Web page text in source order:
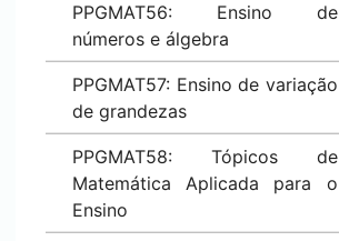
PPGMAT56: Ensino de
números e álgebra
PPGMAT57: Ensino de variação
de grandezas
PPGMAT58: Tópicos de
Matemática Aplicada para o
Ensino